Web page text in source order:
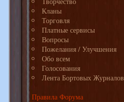
Кланы
Торговля
Платные сервисы
Вопросы
Пожелания / Улучшения
Обо всем
Голосования
Лента Бортовых Журналов
Правила Форума